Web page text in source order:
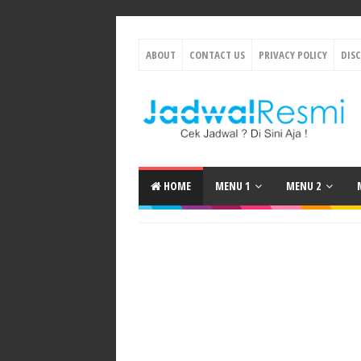
ABOUT CONTACT US PRIVACY POLICY
HOME MENU 1 MENU 2